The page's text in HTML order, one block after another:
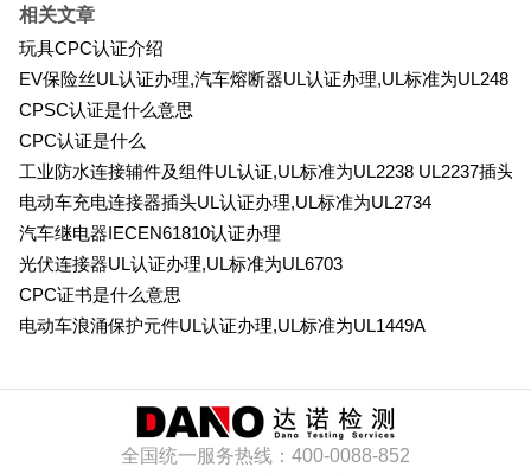
相关文章
玩具CPC认证介绍
EV保险丝UL认证办理,汽车熔断器UL认证办理,UL标准为UL248
CPSC认证是什么意思
CPC认证是什么
工业防水连接辅件及组件UL认证,UL标准为UL2238 UL2237插头
电动车充电连接器插头UL认证办理,UL标准为UL2734
汽车继电器IECEN61810认证办理
光伏连接器UL认证办理,UL标准为UL6703
CPC证书是什么意思
电动车浪涌保护元件UL认证办理,UL标准为UL1449A
全国统一服务热线：400-0088-852